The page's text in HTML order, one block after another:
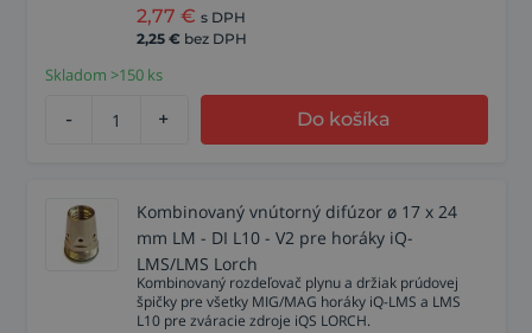
2,77 € s DPH
2,25 € bez DPH
Skladom >150 ks
- + Do košíka
Kombinovaný vnútorný difúzor ø 17 x 24
mm LM - DI L10 - V2 pre horáky iQ-
LMS/LMS Lorch
Kombinovaný rozdeľovač plynu a držiak prúdovej
špičky pre všetky MIG/MAG horáky iQ-LMS a LMS
L10 pre zváracie zdroje iQS LORCH.